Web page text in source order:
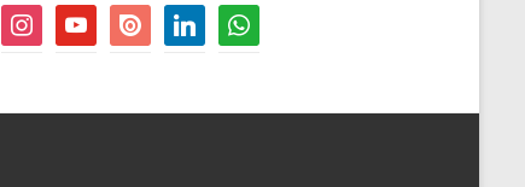
instagramyoutubeissuu linkedinwhatsapp